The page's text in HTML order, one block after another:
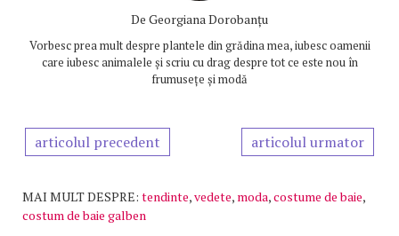
De Georgiana Dorobanțu
Vorbesc prea mult despre plantele din grădina mea, iubesc oamenii
care iubesc animalele și scriu cu drag despre tot ce este nou în
frumusețe și modă
articolul precedent articolul urmator
MAI MULT DESPRE: tendinte,vedete, moda,costume de baie,
costum de baie galben